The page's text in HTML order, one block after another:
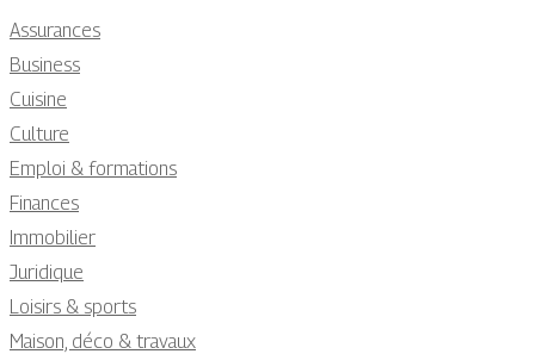
Assurances
Business
Cuisine
Culture
Emploi & formations
Finances
Immobilier
Juridique
Loisirs & sports
Maison, déco & travaux